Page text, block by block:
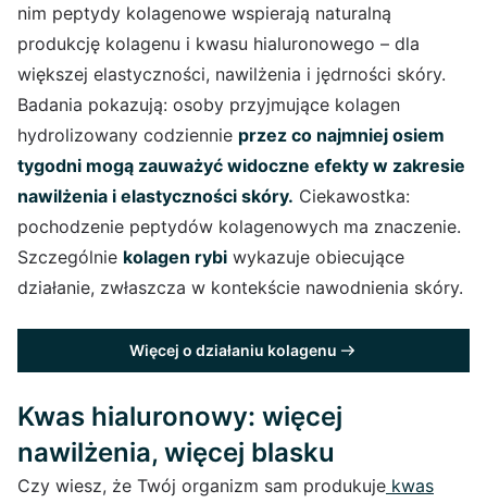
nim peptydy kolagenowe wspierają naturalną
produkcję kolagenu i kwasu hialuronowego – dla
większej elastyczności, nawilżenia i jędrności skóry.
Badania pokazują: osoby przyjmujące kolagen
hydrolizowany codziennie przez co najmniej osiem
tygodni mogą zauważyć widoczne efekty w zakresie
nawilżenia i elastyczności skóry. Ciekawostka:
pochodzenie peptydów kolagenowych ma znaczenie.
Szczególnie kolagen rybi wykazuje obiecujące
działanie, zwłaszcza w kontekście nawodnienia skóry.
Więcej o działaniu kolagenu
Kwas hialuronowy: więcej
nawilżenia, więcej blasku
Czy wiesz, że Twój organizm sam produkuje kwas